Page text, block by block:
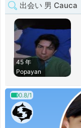
出会い 男 Cauca
45 年
Popayan
0.8/1